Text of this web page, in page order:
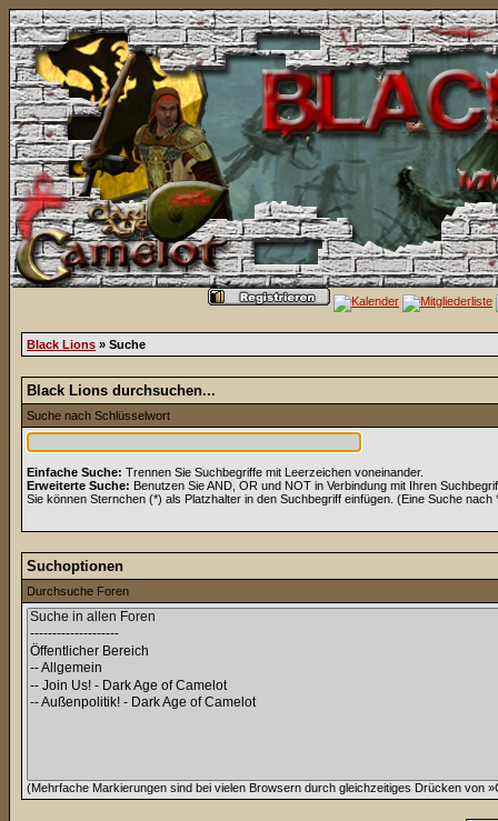
Black Lions » Suche
Black Lions durchsuchen...
Suche nach Schlüsselwort
Einfache Suche: Trennen Sie Suchbegriffe mit Leerzeichen voneinander.
Erweiterte Suche: Benutzen Sie AND, OR und NOT in Verbindung mit Ihren
Sie können Sternchen (*) als Platzhalter in den Suchbegriff einfügen. (Eine Suche
Suchoptionen
Durchsuche Foren
(Mehrfache Markierungen sind bei vielen Browsern durch gleichzeitiges Drücken von